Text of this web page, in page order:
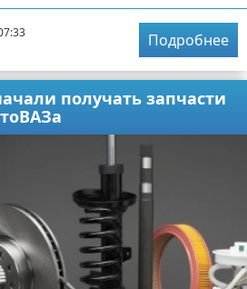
Подробнее
получать запчасти